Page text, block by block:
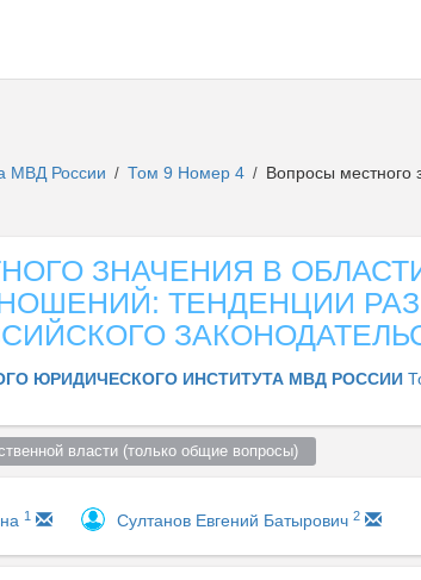
МВД России / Том 9 Номер 4 / Вопросы местного
ЗНАЧЕНИЯ В
ТЕНДЕНЦИИ
ЮРИДИЧЕСКОГО ИНСТИТУТА МВД РОССИИ
власти (только общие вопросы)
1 Султанов Евгений Батырович 2